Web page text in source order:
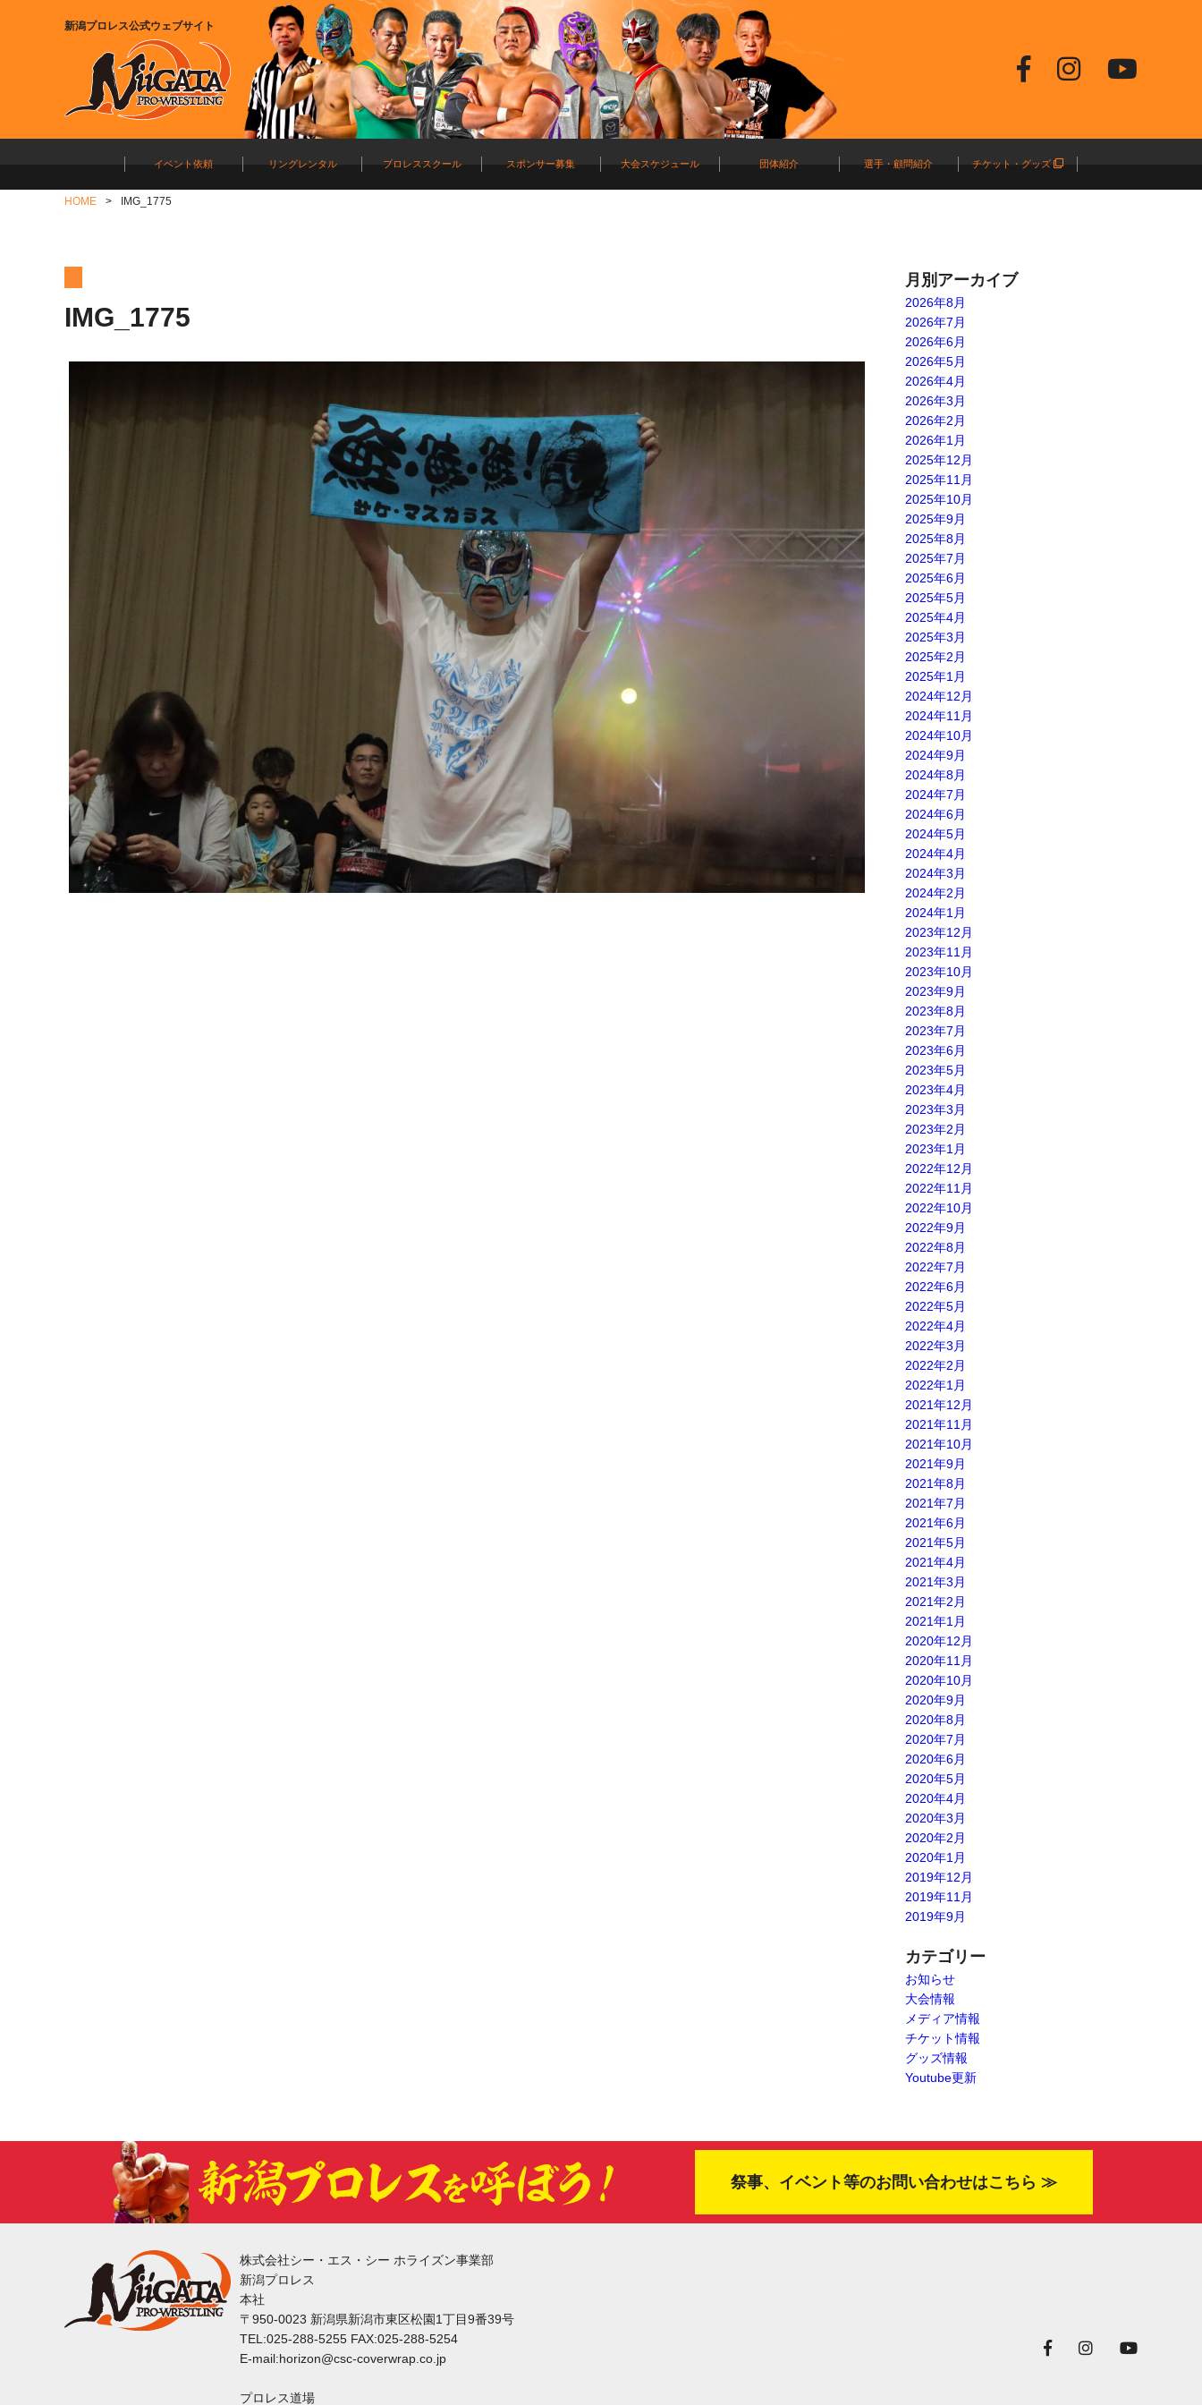
新潟プロレス公式ウェブサイト
イベント依頼 リングレンタル プロレススクール スポンサー募集 大会スケジュール 団体紹介 選手・顧問紹介 チケット・グッズ
HOME IMG_1775
IMG_1775
月別アーカイブ
2026年8月
2026年7月
2026年6月
2026年5月
2026年4月
2026年3月
2026年2月
2026年1月
2025年12月
2025年11月
2025年10月
2025年9月
2025年8月
2025年7月
2025年6月
2025年5月
2025年4月
2025年3月
2025年2月
2025年1月
2024年12月
2024年11月
2024年10月
2024年9月
2024年8月
2024年7月
2024年6月
2024年5月
2024年4月
2024年3月
2024年2月
2024年1月
2023年12月
2023年11月
2023年10月
2023年9月
2023年8月
2023年7月
2023年6月
2023年5月
2023年4月
2023年3月
2023年2月
2023年1月
2022年12月
2022年11月
2022年10月
2022年9月
2022年8月
2022年7月
2022年6月
2022年5月
2022年4月
2022年3月
2022年2月
2022年1月
2021年12月
2021年11月
2021年10月
2021年9月
2021年8月
2021年7月
2021年6月
2021年5月
2021年4月
2021年3月
2021年2月
2021年1月
2020年12月
2020年11月
2020年10月
2020年9月
2020年8月
2020年7月
2020年6月
2020年5月
2020年4月
2020年3月
2020年2月
2020年1月
2019年12月
2019年11月
2019年9月
カテゴリー
お知らせ
大会情報
メディア情報
チケット情報
グッズ情報
Youtube更新
祭事、イベント等のお問い合わせはこちら ≫
株式会社シー・エス・シー ホライズン事業部
新潟プロレス
本社
〒950-0023 新潟県新潟市東区松園1丁目9番39号
TEL:025-288-5255 FAX:025-288-5254
E-mail:horizon@csc-coverwrap.co.jp
プロレス道場